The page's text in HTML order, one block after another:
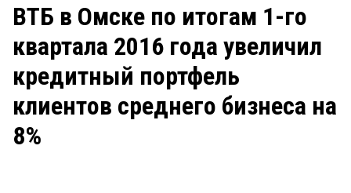
ЗАКОН
НОВОСТИ КОМПАНИЙ
СТИЛЬ ЖИЗНИ
Рейтинги
Блоги
Архив
ВТБ в Омске по итогам 1-го
квартала 2016 года увеличил
кредитный портфель
клиентов среднего бизнеса на
8%